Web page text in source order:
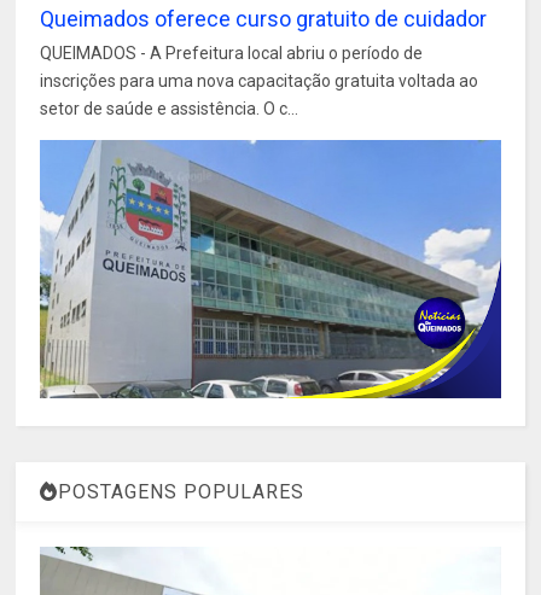
Queimados oferece curso gratuito de cuidador
QUEIMADOS - A Prefeitura local abriu o período de
inscrições para uma nova capacitação gratuita voltada ao
setor de saúde e assistência. O c...
POSTAGENS POPULARES